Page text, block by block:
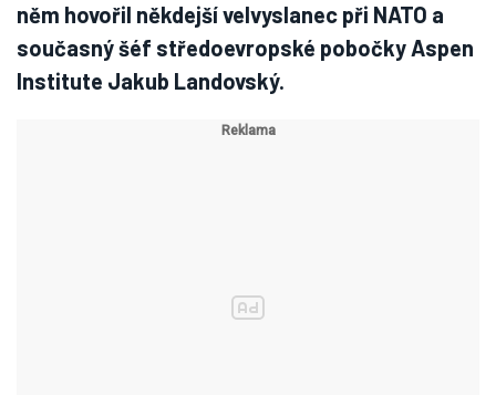
něm hovořil někdejší velvyslanec při NATO a
současný šéf středoevropské pobočky Aspen
Institute Jakub Landovský.